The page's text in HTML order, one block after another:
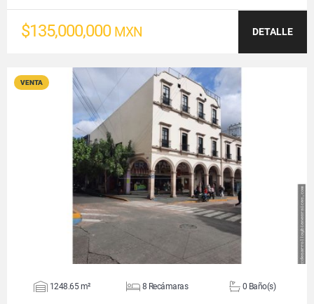
$135,000,000 MXN DETALLE
VENTA
VER DETALLES
1248.65 m² 8 Recámaras 0 Baño(s)